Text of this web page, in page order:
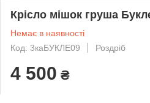
Крісло мішок груша
Немає в наявності
Код: 3каБУКЛЕ09
Роздріб
4 500 ₴